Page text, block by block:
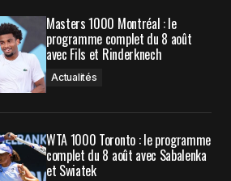
Masters 1000 Montréal : le
programme complet du 8 août
avec Fils et Rinderknech
Actualités
WTA 1000 Toronto : le programme
complet du 8 août avec Sabalenka
et Swiatek